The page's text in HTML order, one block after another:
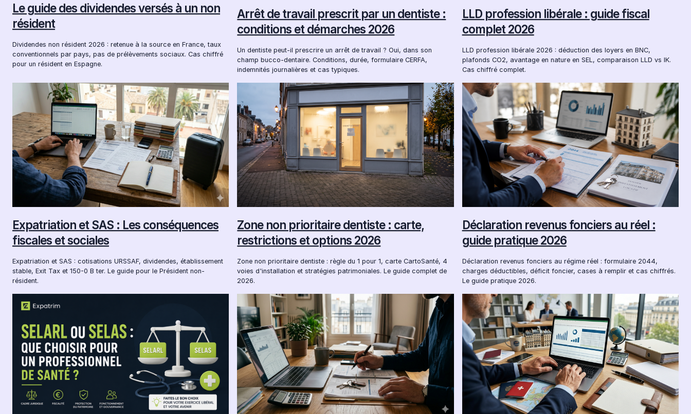
Le guide des dividendes versés à un non
résident
Dividendes non résident 2026 : retenue à la source en France, taux
conventionnels par pays, pas de prélèvements sociaux. Cas chiffré
pour un résident en Espagne.
Arrêt de travail prescrit par un dentiste :
conditions et démarches 2026
Un dentiste peut-il prescrire un arrêt de travail ? Oui, dans son
champ bucco-dentaire. Conditions, durée, formulaire CERFA,
indemnités journalières et cas typiques.
LLD profession libérale : guide fiscal
complet 2026
LLD profession libérale 2026 : déduction des loyers en BNC,
plafonds CO2, avantage en nature en SEL, comparaison LLD vs IK.
Cas chiffré complet.
Expatriation et SAS : Les conséquences
fiscales et sociales
Expatriation et SAS : cotisations URSSAF, dividendes, établissement
stable, Exit Tax et 150-0 B ter. Le guide pour le Président non-
résident.
Zone non prioritaire dentiste : carte,
restrictions et options 2026
Zone non prioritaire dentiste : règle du 1 pour 1, carte CartoSanté, 4
voies d'installation et stratégies patrimoniales. Le guide complet de
2026.
Déclaration revenus fonciers au réel :
guide pratique 2026
Déclaration revenus fonciers au régime réel : formulaire 2044,
charges déductibles, déficit foncier, cases à remplir et cas chiffrés.
Le guide pratique 2026.